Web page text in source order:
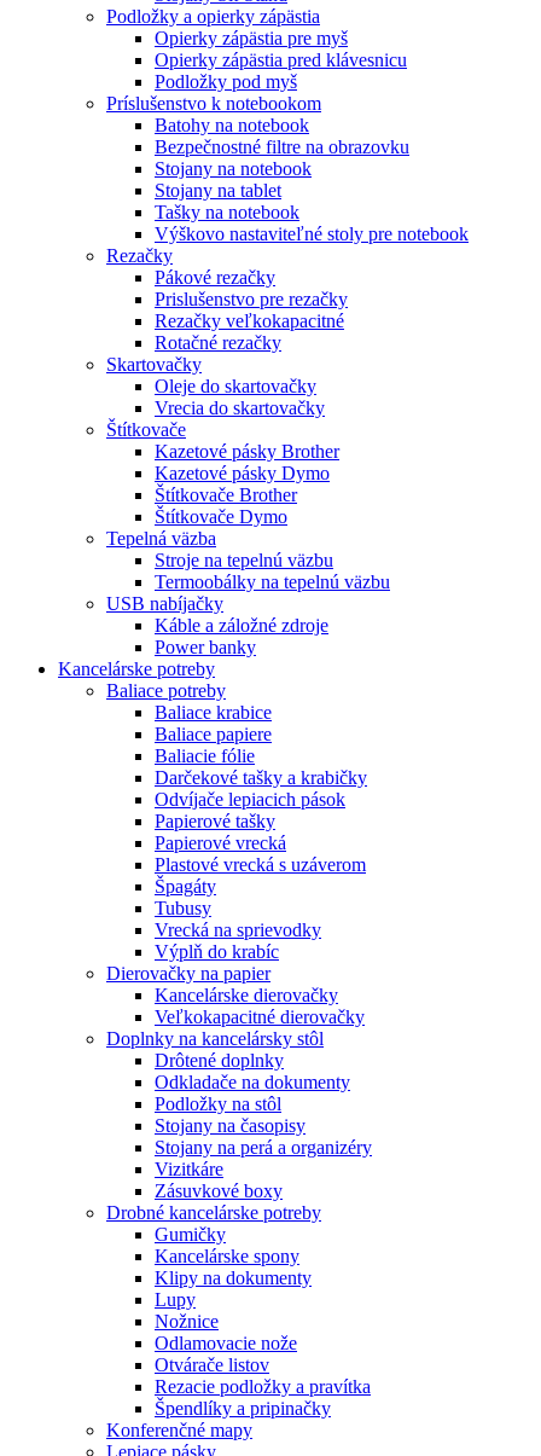
Podložky a opierky zápästia
Opierky zápästia pre myš
Opierky zápästia pred klávesnicu
Podložky pod myš
Príslušenstvo k notebookom
Batohy na notebook
Bezpečnostné filtre na obrazovku
Stojany na notebook
Stojany na tablet
Tašky na notebook
Výškovo nastaviteľné stoly pre notebook
Rezačky
Pákové rezačky
Prislušenstvo pre rezačky
Rezačky veľkokapacitné
Rotačné rezačky
Skartovačky
Oleje do skartovačky
Vrecia do skartovačky
Štítkovače
Kazetové pásky Brother
Kazetové pásky Dymo
Štítkovače Brother
Štítkovače Dymo
Tepelná väzba
Stroje na tepelnú väzbu
Termoobálky na tepelnú väzbu
USB nabíjačky
Káble a záložné zdroje
Power banky
Kancelárske potreby
Baliace potreby
Baliace krabice
Baliace papiere
Baliacie fólie
Darčekové tašky a krabičky
Odvíjače lepiacich pások
Papierové tašky
Papierové vrecká
Plastové vrecká s uzáverom
Špagáty
Tubusy
Vrecká na sprievodky
Výplň do krabíc
Dierovačky na papier
Kancelárske dierovačky
Veľkokapacitné dierovačky
Doplnky na kancelársky stôl
Drôtené doplnky
Odkladače na dokumenty
Podložky na stôl
Stojany na časopisy
Stojany na perá a organizéry
Vizitkáre
Zásuvkové boxy
Drobné kancelárske potreby
Gumičky
Kancelárske spony
Klipy na dokumenty
Lupy
Nožnice
Odlamovacie nože
Otvárače listov
Rezacie podložky a pravítka
Špendlíky a pripinačky
Konferenčné mapy
Lepiace pásky